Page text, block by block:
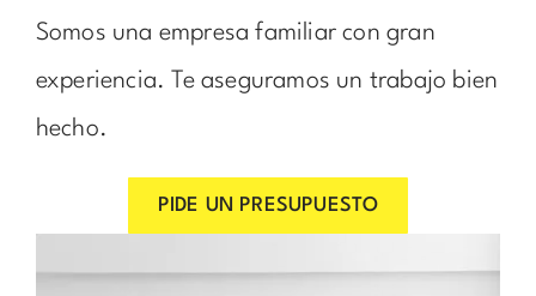
Somos una empresa familiar con gran
experiencia. Te aseguramos un trabajo bien
hecho.
PIDE UN PRESUPUESTO